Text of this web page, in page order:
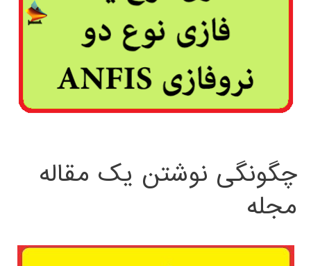
چگونگی نوشتن یک مقاله
مجله